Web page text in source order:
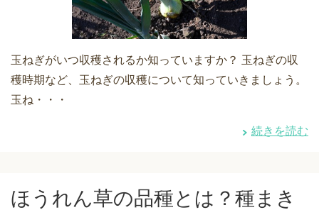
玉ねぎがいつ収穫されるか知っていますか？ 玉ねぎの収
穫時期など、玉ねぎの収穫について知っていきましょう。
玉ね・・・
続きを読む
ほうれん草の品種とは？種まき